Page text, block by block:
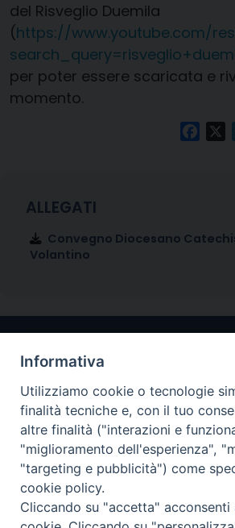
del Risveglio Duemila
(https://www.youtube.com/
per poter essere scaricata e
momento.
Convegno Diocesano
Volantino
Arcidiocesi di
CONTATTI
Piazza Arcivescovado, 1 48121-
Informativa
Utilizziamo cookie o tecnologie
finalità tecniche e, con il tuo
altre finalità ("interazioni e
"miglioramento dell'esperienza",
"targeting e pubblicità") come
cookie policy.
Cliccando su "accetta"